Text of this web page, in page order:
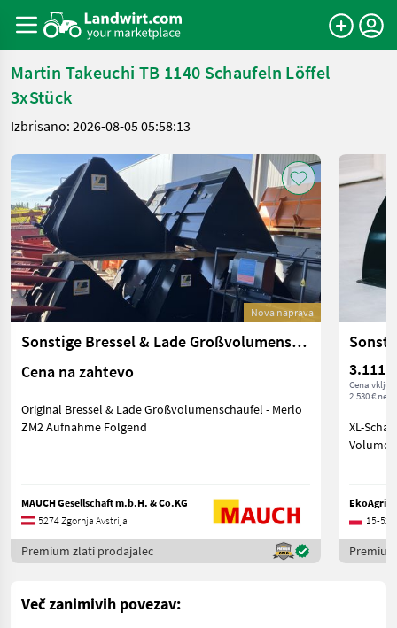
Martin Takeuchi TB 1140 Schaufeln Löffel
3xStück
Izbrisano: 2026-08-05 05:58:13
Nova naprava
Sonstige Bressel & Lade Großvolumenschaufel für Merlo
Cena na zahtevo
Original Bressel & Lade Großvolumenschaufel - Merlo
ZM2 Aufnahme Folgend
MAUCH Gesellschaft m.b.H. & Co.KG
5274 Zgornja Avstrija
Premium zlati prodajalec
Cena
2.530 € neto
XL-
EkoAgri
15-523
Več zanimivih povezav: